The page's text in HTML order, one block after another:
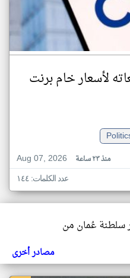
لأسعار خام برنت
Aug 07, 2026
منذ ٢٣ ساعة
عدد الكلمات: ١٤٤
سلطنة عُمان من
مصادر أخرى